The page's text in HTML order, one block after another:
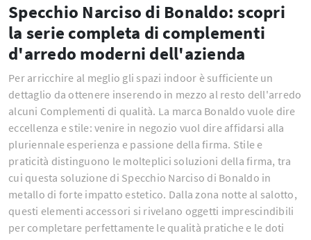
Specchio Narciso di Bonaldo: scopri
la serie completa di complementi
d'arredo moderni dell'azienda
Per arricchire al meglio gli spazi indoor è sufficiente un
dettaglio da ottenere inserendo in mezzo al resto dell'arredo
alcuni Complementi di qualità. La marca Bonaldo vuole dire
eccellenza e stile: venire in negozio vuol dire affidarsi alla
pluriennale esperienza e passione della firma. Stile e
praticità distinguono le molteplici soluzioni della firma, tra
cui questa soluzione di Specchio Narciso di Bonaldo in
metallo di forte impatto estetico. Dalla zona notte al salotto,
questi elementi accessori si rivelano oggetti imprescindibili
per completare perfettamente le qualità pratiche e le doti